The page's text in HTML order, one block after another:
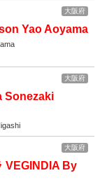
大阪府
Yao Aoyama
大阪府
Sonezaki
大阪府
VEGINDIA By